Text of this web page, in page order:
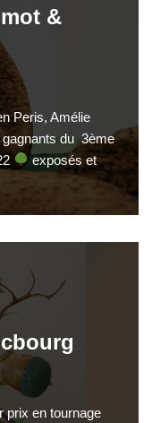
&
Peris, Amélie
du 3ème
exposés et
prix en tournage